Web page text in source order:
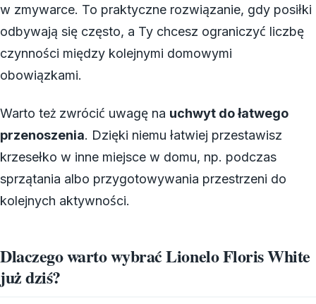
w zmywarce. To praktyczne rozwiązanie, gdy posiłki
odbywają się często, a Ty chcesz ograniczyć liczbę
czynności między kolejnymi domowymi
obowiązkami.
Warto też zwrócić uwagę na uchwyt do łatwego
przenoszenia. Dzięki niemu łatwiej przestawisz
krzesełko w inne miejsce w domu, np. podczas
sprzątania albo przygotowywania przestrzeni do
kolejnych aktywności.
Dlaczego warto wybrać Lionelo Floris White
już dziś?